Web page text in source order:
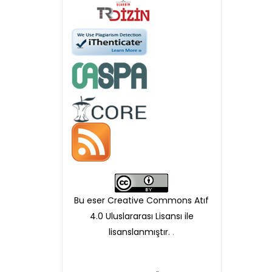
Öndenetimden geçen
makaleler için, 100 Avro
Makale İşletim Ücreti (APC)
alınmaktadır.
Hakem sürecine alınacak
makaleler için yazarlara
APC ödeme bilgi mesajı
iletilmektedir.
Bu eser Creative Commons Atıf
4.0 Uluslararası Lisansı ile
lisanslanmıştır. .